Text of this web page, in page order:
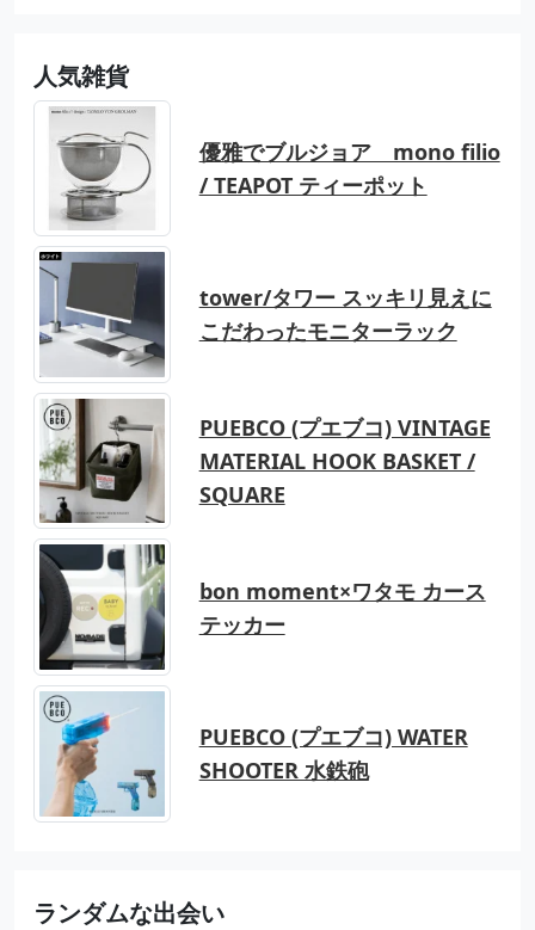
人気雑貨
優雅でブルジョア mono filio
/ TEAPOT ティーポット
tower/タワー スッキリ見えに
こだわったモニターラック
PUEBCO (プエブコ) VINTAGE
MATERIAL HOOK BASKET /
SQUARE
bon moment×ワタモ カース
テッカー
PUEBCO (プエブコ) WATER
SHOOTER 水鉄砲
ランダムな出会い